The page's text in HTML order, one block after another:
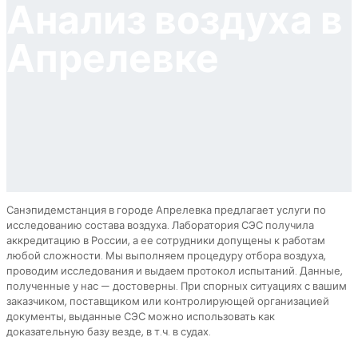
Санэпидемстанция в городе Апрелевка предлагает услуги по
исследованию состава воздуха. Лаборатория СЭС получила
аккредитацию в России, а ее сотрудники допущены к работам
любой сложности. Мы выполняем процедуру отбора воздуха,
проводим исследования и выдаем протокол испытаний. Данные,
полученные у нас — достоверны. При спорных ситуациях с вашим
заказчиком, поставщиком или контролирующей организацией
документы, выданные СЭС можно использовать как
доказательную базу везде, в т.ч. в судах.